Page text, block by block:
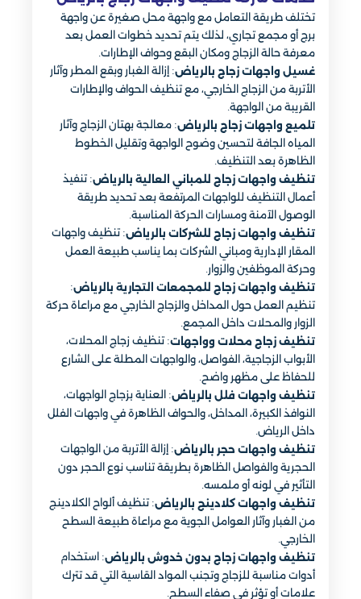
تختلف طريقة التعامل مع واجهة محل صغيرة عن واجهة
برج أو مجمع تجاري، لذلك يتم تحديد خطوات العمل بعد
معرفة حالة الزجاج ومكان البقع وحواف الإطارات.
غسيل واجهات زجاج بالرياض: إزالة الغبار وبقع المطر وآثار
الأتربة من الزجاج الخارجي، مع تنظيف الحواف والإطارات
القريبة من الواجهة.
تلميع واجهات زجاج بالرياض: معالجة بهتان الزجاج وآثار
المياه الجافة لتحسين وضوح الواجهة وتقليل الخطوط
الظاهرة بعد التنظيف.
تنظيف واجهات زجاج للمباني العالية بالرياض: تنفيذ
أعمال التنظيف للواجهات المرتفعة بعد تحديد طريقة
الوصول الآمنة ومسارات الحركة المناسبة.
تنظيف واجهات زجاج للشركات بالرياض: تنظيف واجهات
المقار الإدارية ومباني الشركات بما يناسب طبيعة العمل
وحركة الموظفين والزوار.
تنظيف واجهات زجاج للمجمعات التجارية بالرياض:
تنظيم العمل حول المداخل والزجاج الخارجي مع مراعاة حركة
الزوار والمحلات داخل المجمع.
تنظيف زجاج محلات وواجهات: تنظيف زجاج المحلات،
الأبواب الزجاجية، الفواصل، والواجهات المطلة على الشارع
للحفاظ على مظهر واضح.
تنظيف واجهات فلل بالرياض: العناية بزجاج الواجهات،
النوافذ الكبيرة، المداخل، والحواف الظاهرة في واجهات الفلل
داخل الرياض.
تنظيف واجهات حجر بالرياض: إزالة الأتربة من الواجهات
الحجرية والفواصل الظاهرة بطريقة تناسب نوع الحجر دون
التأثير في لونه أو ملمسه.
تنظيف واجهات كلادينج بالرياض: تنظيف ألواح الكلادينج
من الغبار وآثار العوامل الجوية مع مراعاة طبيعة السطح
الخارجي.
تنظيف واجهات زجاج بدون خدوش بالرياض: استخدام
أدوات مناسبة للزجاج وتجنب المواد القاسية التي قد تترك
علامات أو تؤثر في صفاء السطح.